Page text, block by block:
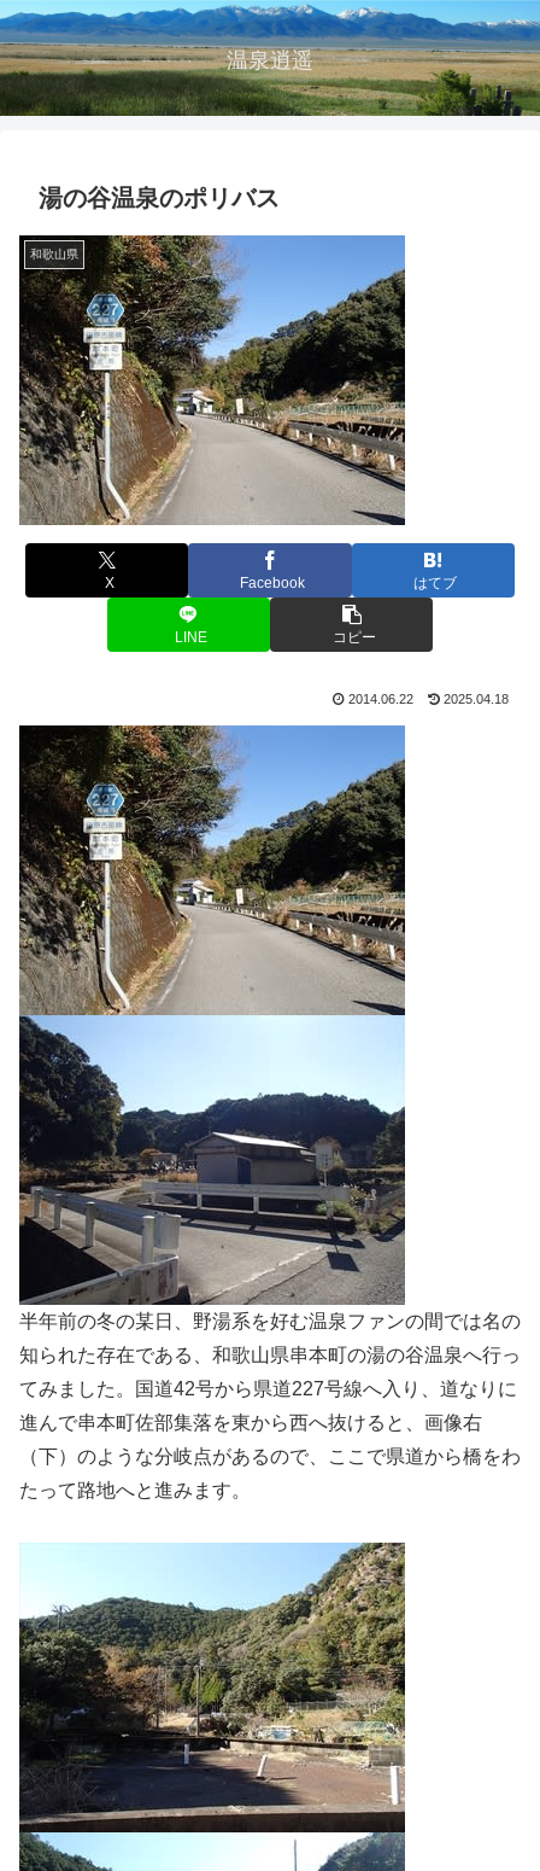
温泉逍遥
湯の谷温泉のポリバス
和歌山県
X Facebook はてブ
LINE コピー
2014.06.22 2025.04.18
半年前の冬の某日、野湯系を好む温泉ファンの間では名の
知られた存在である、和歌山県串本町の湯の谷温泉へ行っ
てみました。国道42号から県道227号線へ入り、道なりに
進んで串本町佐部集落を東から西へ抜けると、画像右
（下）のような分岐点があるので、ここで県道から橋をわ
たって路地へと進みます。